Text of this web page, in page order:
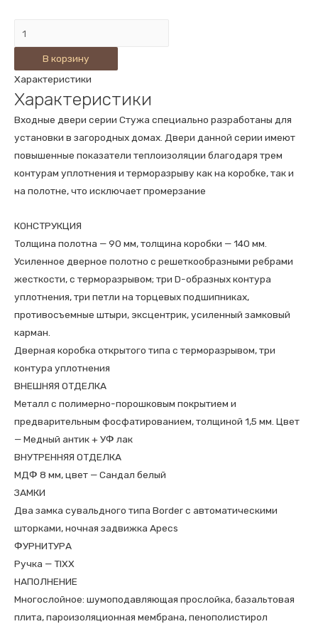
ВХОДНАЯ
ДВЕРЬ
СТУЖА-1М
САНДАЛ
БЕЛЫЙ
В корзину
Характеристики
Характеристики
Входные двери серии Стужа специально разработаны для
установки в загородных домах. Двери данной серии имеют
повышенные показатели теплоизоляции благодаря трем
контурам уплотнения и терморазрыву как на коробке, так и
на полотне, что исключает промерзание
КОНСТРУКЦИЯ
Толщина полотна — 90 мм, толщина коробки — 140 мм.
Усиленное дверное полотно с решеткообразными ребрами
жесткости, с терморазрывом; три D-образных контура
уплотнения, три петли на торцевых подшипниках,
противосъемные штыри, эксцентрик, усиленный замковый
карман.
Дверная коробка открытого типа с терморазрывом, три
контура уплотнения
ВНЕШНЯЯ ОТДЕЛКА
Металл с полимерно-порошковым покрытием и
предварительным фосфатированием, толщиной 1,5 мм. Цвет
— Медный антик + УФ лак
ВНУТРЕННЯЯ ОТДЕЛКА
МДФ 8 мм, цвет — Сандал белый
ЗАМКИ
Два замка сувальдного типа Border с автоматическими
шторками, ночная задвижка Apecs
ФУРНИТУРА
Ручка — TIXX
НАПОЛНЕНИЕ
Многослойное: шумоподавляющая прослойка, базальтовая
плита, пароизоляционная мембрана, пенополистирол